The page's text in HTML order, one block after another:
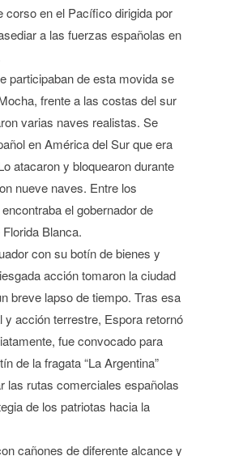
corso en el Pacífico dirigida por
a las fuerzas españolas en
participaban de esta movida se
frente a las costas del sur
varias naves realistas. Se
en América del Sur que era
atacaron y bloquearon durante
nueve naves. Entre los
el gobernador de
Blanca.
con su botín de bienes y
acción tomaron la ciudad
breve lapso de tiempo. Tras esa
y acción terrestre, Espora retornó
fue convocado para
de la fragata “La Argentina”
las rutas comerciales españolas
de los patriotas hacia la
cañones de diferente alcance y